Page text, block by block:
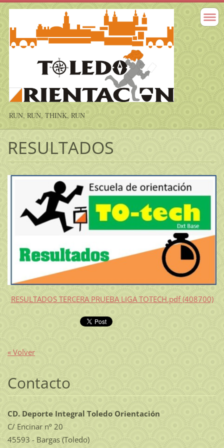
RUN, RUN, THINK, RUN
RESULTADOS
RESULTADOS TERCERA PRUEBA LIGA TOTECH.pdf (408700)
« Volver
Contacto
CD. Deporte Integral Toledo Orientación
C/ Encinar nº 20
45593 - Bargas (Toledo)